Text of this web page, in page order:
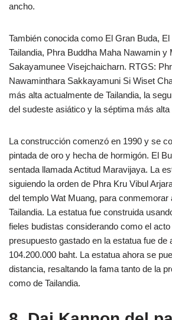
ancho.
También conocida como El Gran Buda,
Tailandia, Phra Buddha Maha Nawamin y
Sakayamunee Visejchaicharn. RTGS:
Nawaminthara Sakkayamuni Si Wiset
más alta actualmente de Tailandia, la
del sudeste asiático y la séptima más alta
La construcción comenzó en 1990 y se
pintada de oro y hecha de hormigón. El
sentada llamada Actitud Maravijaya. La
siguiendo la orden de Phra Kru Vibul
del templo Wat Muang, para conmemorar
Tailandia. La estatua fue construida
fieles budistas considerando como el
presupuesto gastado en la estatua fue de
104.200.000 baht. La estatua ahora se
distancia, resaltando la fama tanto de la
como de Tailandia.